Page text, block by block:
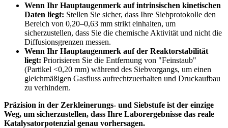
Wenn Ihr Hauptaugenmerk auf intrinsischen kinetischen
Daten liegt: Stellen Sie sicher, dass Ihre Siebprotokolle den
Bereich von 0,20–0,63 mm strikt einhalten, um
sicherzustellen, dass Sie die chemische Aktivität und nicht die
Diffusionsgrenzen messen.
Wenn Ihr Hauptaugenmerk auf der Reaktorstabilität
liegt: Priorisieren Sie die Entfernung von "Feinstaub"
(Partikel <0,20 mm) während des Siebvorgangs, um einen
gleichmäßigen Gasfluss aufrechtzuerhalten und Druckaufbau
zu verhindern.
Präzision in der Zerkleinerungs- und Siebstufe ist der einzige
Weg, um sicherzustellen, dass Ihre Laborergebnisse das reale
Katalysatorpotenzial genau vorhersagen.